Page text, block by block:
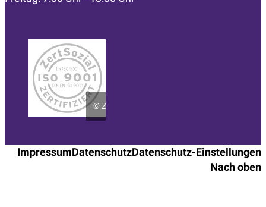
©ZertSozial
ImpressumDatenschutzDatenschutz-Einstellungen
Nach oben